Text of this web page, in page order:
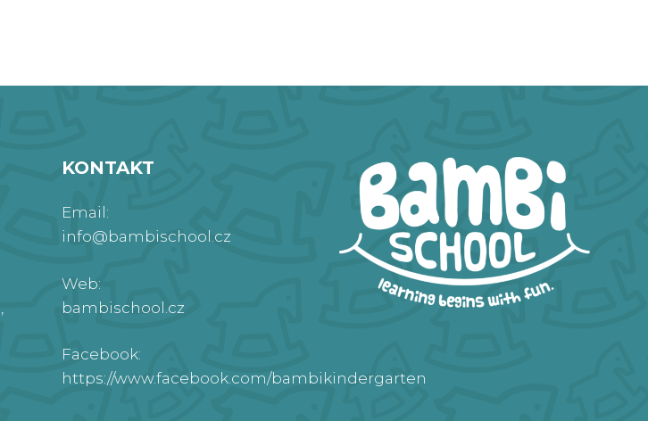
KONTAKT
Email:
info@bambischool.cz
Web:
bambischool.cz
Facebook:
https://www.facebook.com/bambikindergarten